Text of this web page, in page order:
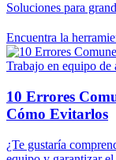
Soluciones para
Encuentra la
Trabajo en equipo
10 Errores
Cómo Evitarlos
¿Te gustaría